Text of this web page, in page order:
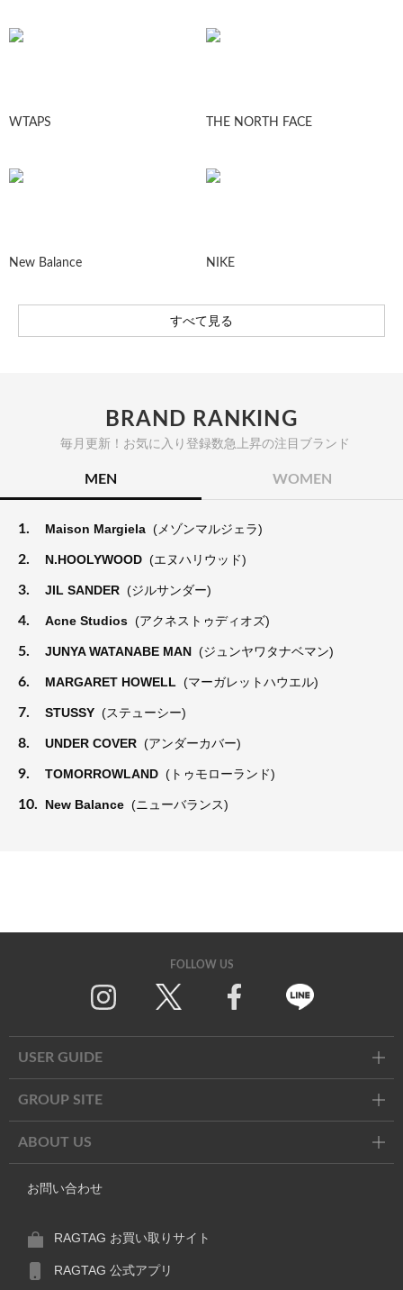
WTAPS THE NORTH FACE
New Balance NIKE
すべて見る
BRAND RANKING
毎月更新！お気に入り登録数急上昇の注目ブランド
MEN WOMEN
1. Maison Margiela (メゾンマルジェラ)
2. N.HOOLYWOOD (エヌハリウッド)
3. JIL SANDER (ジルサンダー)
4. Acne Studios (アクネストゥディオズ)
5. JUNYA WATANABE MAN (ジュンヤワタナベマン)
6. MARGARET HOWELL (マーガレットハウエル)
7. STUSSY (ステューシー)
8. UNDER COVER (アンダーカバー)
9. TOMORROWLAND (トゥモローランド)
10. New Balance (ニューバランス)
FOLLOW US
USER GUIDE
GROUP SITE
ABOUT US
お問い合わせ
RAGTAG お買い取りサイト
RAGTAG 公式アプリ